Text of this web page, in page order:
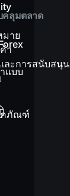
มาย
า
ละการสนับสนุน
คลุมตลาด
แบบ
คภัณฑ์